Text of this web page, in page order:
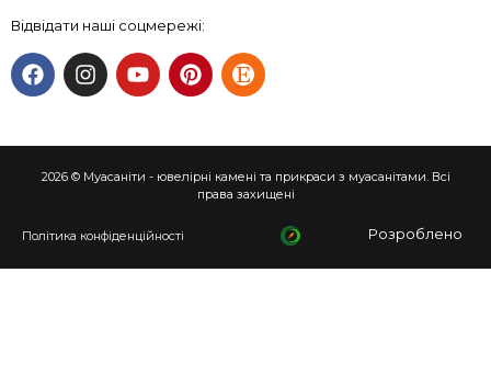
Відвідати наші соцмережі:
2026 © Муасаніти - ювелірні камені та прикраси з муасанітами. Всі
права захищені
Політика конфіденційності Розроблено